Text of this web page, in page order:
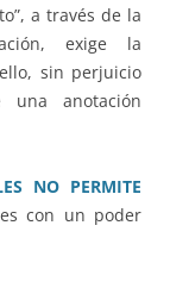
a través de la
exige la
sin perjuicio
anotación
NO PERMITE
con un poder